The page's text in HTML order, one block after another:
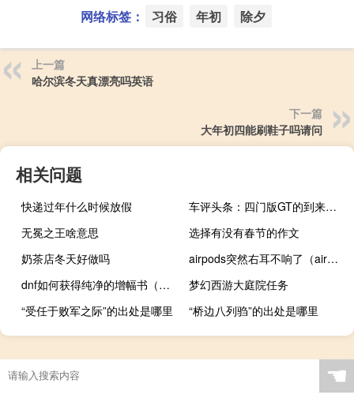
网络标签： 习俗 年初 除夕
上一篇
哈尔滨冬天真漂亮吗英语
下一篇
大年初四能刷鞋子吗请问
相关问题
快递过年什么时候放假
车评头条：四门版GT的到来使当年所有轿跑车和RoadsterGT再次焕然一新
无冕之王啥意思
选择有没有春节的作文
奶茶店冬天好做吗
airpods突然右耳不响了（airpods突然有一只不响了）
dnf如何获得纯净的增幅书（dnf纯净的增幅书有什么用）
梦幻西游大庭院任务
“受任于败军之际”的出处是哪里
“桥边八列驺”的出处是哪里
☚